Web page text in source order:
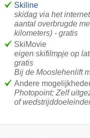
Skiline
skidag via het
aantal overbrugde
kilometers) - gratis
SkiMovie
eigen skifilmpje op
gratis
Bij de Mooslehenlift
Andere
Photopoint; Zelf
of